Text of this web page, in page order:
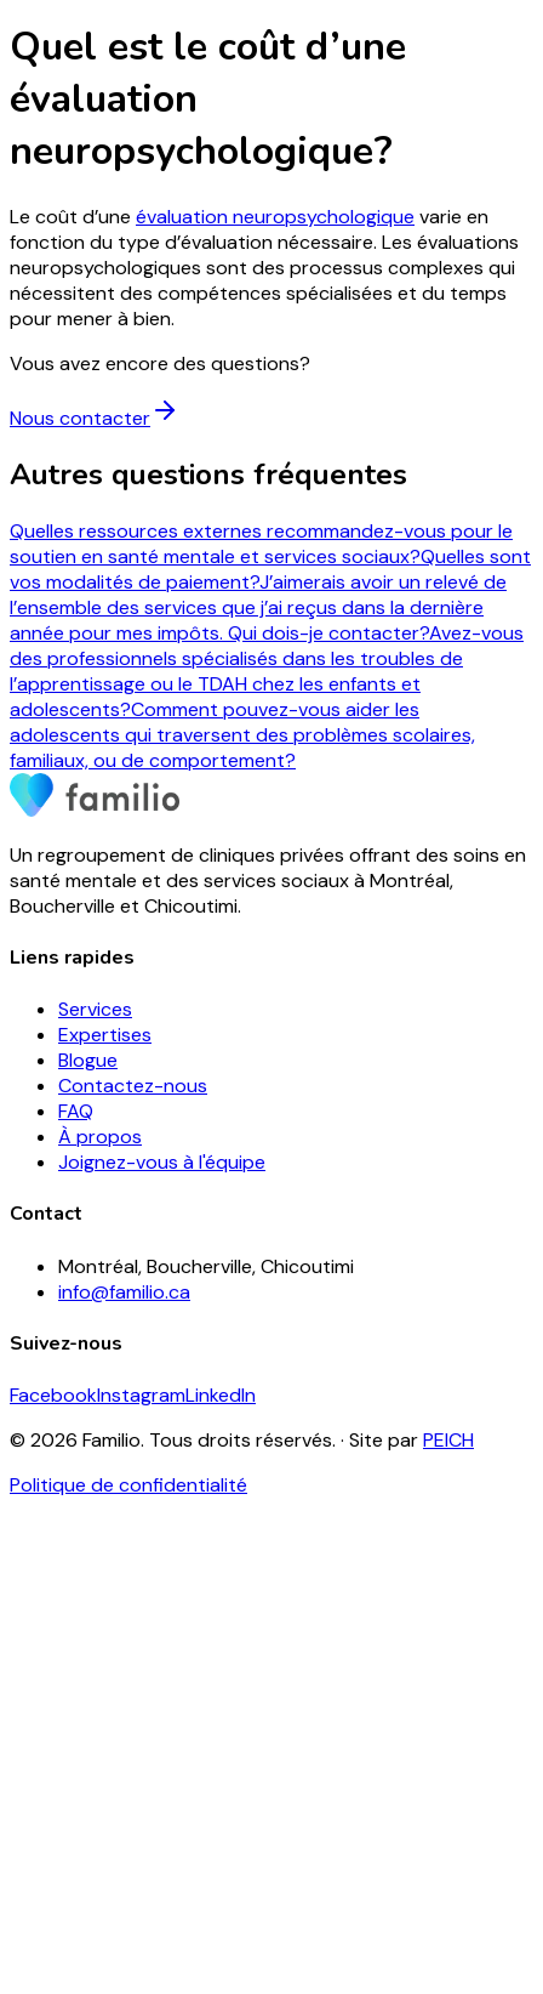
Quel est le coût d’une
évaluation
neuropsychologique?
Le coût d’une évaluation neuropsychologique varie en
fonction du type d’évaluation nécessaire. Les évaluations
neuropsychologiques sont des processus complexes qui
nécessitent des compétences spécialisées et du temps
pour mener à bien.
Vous avez encore des questions?
Nous contacter
Autres questions fréquentes
Quelles ressources externes recommandez-vous pour le
soutien en santé mentale et services sociaux?Quelles sont
vos modalités de paiement?J’aimerais avoir un relevé de
l’ensemble des services que j’ai reçus dans la dernière
année pour mes impôts. Qui dois-je contacter?Avez-vous
des professionnels spécialisés dans les troubles de
l’apprentissage ou le TDAH chez les enfants et
adolescents?Comment pouvez-vous aider les
adolescents qui traversent des problèmes scolaires,
familiaux, ou de comportement?
Un regroupement de cliniques privées offrant des soins en
santé mentale et des services sociaux à Montréal,
Boucherville et Chicoutimi.
Liens rapides
Services
Expertises
Blogue
Contactez-nous
FAQ
À propos
Joignez-vous à l'équipe
Contact
Montréal, Boucherville, Chicoutimi
info@familio.ca
Suivez-nous
FacebookInstagramLinkedIn
© 2026 Familio. Tous droits réservés. · Site parPEICH
Politique de confidentialité